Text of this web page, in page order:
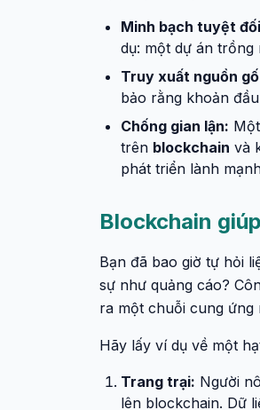
Minh bạch tuyệt
dụ: một dự án
Truy xuất nguồn
bảo rằng khoản
Chống gian lận:
trên blockchain và
phát triển lành
Blockchain
Bạn đã bao giờ tự hỏi
sự như quảng cáo?
ra một chuỗi cung ứng
Hãy lấy ví dụ về một
Trang trại: Người
lên blockchain. Dữ